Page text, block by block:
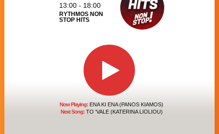
13:00 - 18:00
RYTHMOS NON
STOP HITS
Now Playing: ENA KI ENA (PANOS KIAMOS)
Next Song:TO 'VALE (KATERINA LIOLIOU)